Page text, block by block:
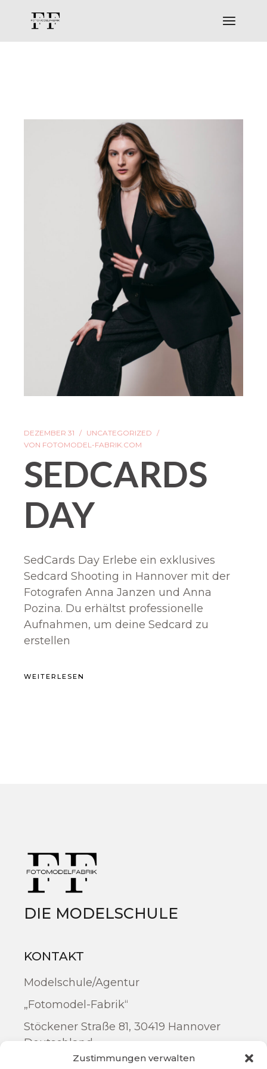
Zustimmungen verwalten
DEZEMBER 31
UNCATEGORIZED
VON FOTOMODEL-FABRIK.COM
SEDCARDS
DAY
SedCards Day Erlebe ein exklusives
Sedcard Shooting in Hannover mit der
Fotografen Anna Janzen und Anna
Pozina. Du erhältst professionelle
Aufnahmen, um deine Sedcard zu
erstellen
WEITERLESEN
DIE MODELSCHULE
KONTAKT
Modelschule/Agentur
„Fotomodel-Fabrik“
Stöckener Straße 81, 30419 Hannover
Deutschland
Telefon: +49 1522 3772886